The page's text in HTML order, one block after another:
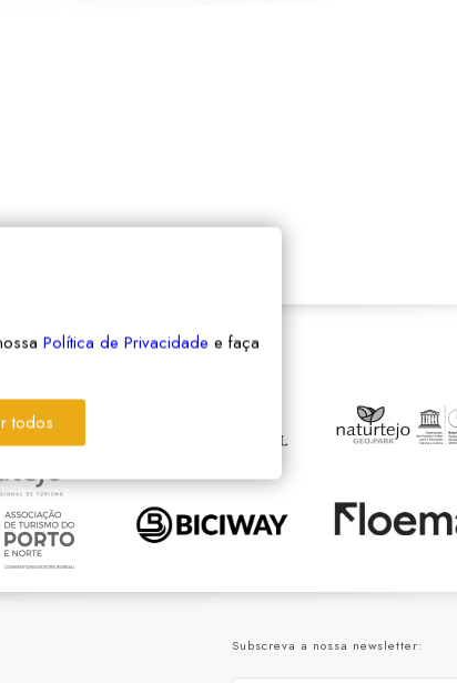
Subscreva a nossa newsletter:
Política de Privacidade e faça
todos